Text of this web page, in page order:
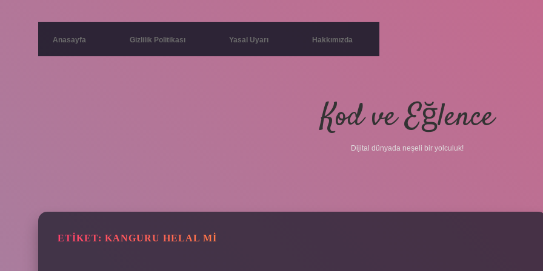
Anasayfa Gizlilik Politikası Yasal Uyarı Hakkımızda
Kod ve Eğlence
Dijital dünyada neşeli bir yolculuk!
ETIKET: KANGURU HELAL MI